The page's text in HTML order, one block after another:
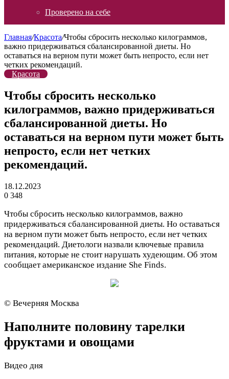
Проверено на себе
Главная/Красота/Чтобы сбросить несколько килограммов,
важно придерживаться сбалансированной диеты. Но
оставаться на верном пути может быть непросто, если нет
четких рекомендаций.
Красота
Чтобы сбросить несколько
килограммов, важно придерживаться
сбалансированной диеты. Но
оставаться на верном пути может быть
непросто, если нет четких
рекомендаций.
18.12.2023
0 348
Чтобы сбросить несколько килограммов, важно
придерживаться сбалансированной диеты. Но оставаться
на верном пути может быть непросто, если нет четких
рекомендаций. Диетологи назвали ключевые правила
питания, которые не стоит нарушать худеющим. Об этом
сообщает американское издание She Finds.
© Вечерняя Москва
Наполните половину тарелки
фруктами и овощами
Видео дня